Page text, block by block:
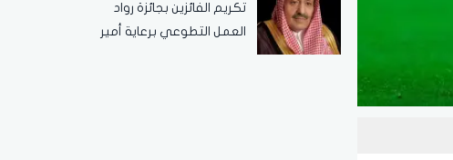
لحماية أمنها وسيادتها
تكريم الفائزين بجائزة رواد
العمل التطوعي برعاية أمير